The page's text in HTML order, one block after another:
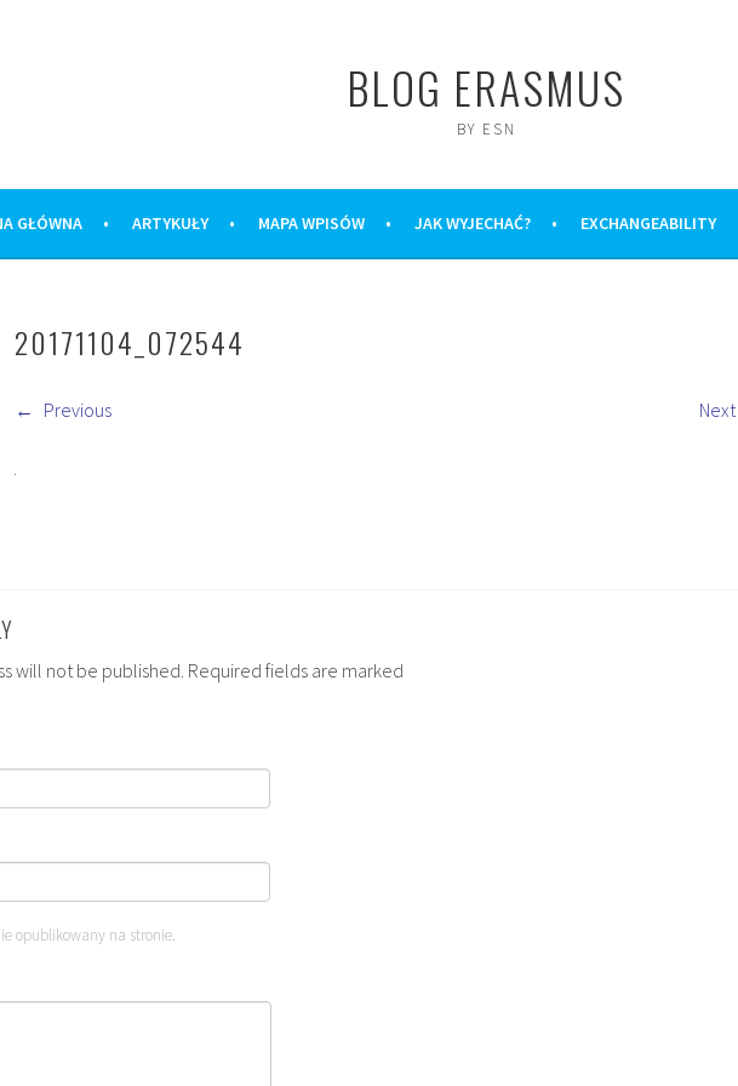
BLOG ERASMUS
BY ESN
GŁÓWNA ARTYKUŁY MAPA WPISÓW JAK WYJECHAĆ? EXCHANGEABILITY
20171104_072544
Previous Next
will not be published. Required fields are marked
opublikowany na stronie.